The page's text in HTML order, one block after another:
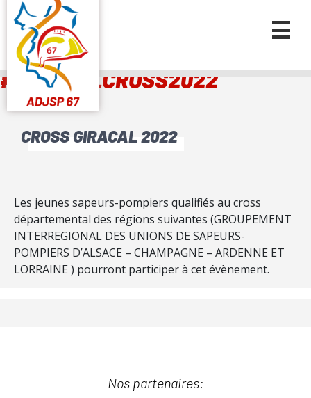
#GIRACALCROSS2022
CROSS GIRACAL 2022
Les jeunes sapeurs-pompiers qualifiés au cross
départemental des régions suivantes (GROUPEMENT
INTERREGIONAL DES UNIONS DE SAPEURS-
POMPIERS D’ALSACE – CHAMPAGNE – ARDENNE ET
LORRAINE ) pourront participer à cet évènement.
Nos partenaires: